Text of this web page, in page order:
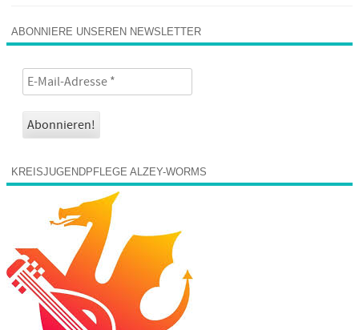
ABONNIERE UNSEREN NEWSLETTER
KREISJUGENDPFLEGE ALZEY-WORMS